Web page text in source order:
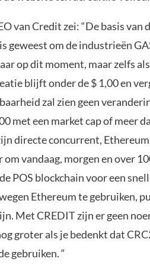
van Credit zei: “De basis
geweest om de industrieën
op dit moment, maar zelfs
blijft onder de $ 1,00 en
zal zien geen
met een market cap of meer
directe concurrent,
vandaag, morgen en over
POS blockchain voor een
Ethereum te gebruiken,
Met CREDIT zijn er geen
groter als je bedenkt dat
gebruiken. “